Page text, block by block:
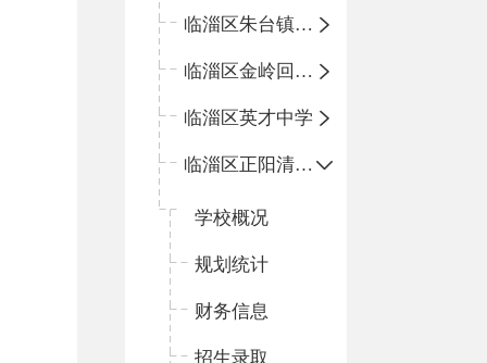
临淄区朱台镇中心学校
临淄区金岭回族镇中心学校
临淄区英才中学
临淄区正阳清北实验学校
学校概况
规划统计
财务信息
招生录取